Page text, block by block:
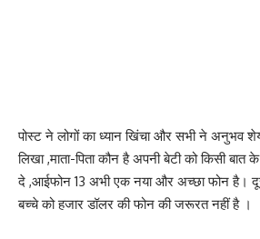
पोस्ट ने लोगों का ध्यान खिंचा और सभी ने अनुभव
लिखा ,माता-पिता कौन है अपनी बेटी को किसी बात
दे ,आईफोन 13 अभी एक नया और अच्छा फोन है।
बच्चे को हजार डॉलर की फोन की जरूरत नहीं है ।